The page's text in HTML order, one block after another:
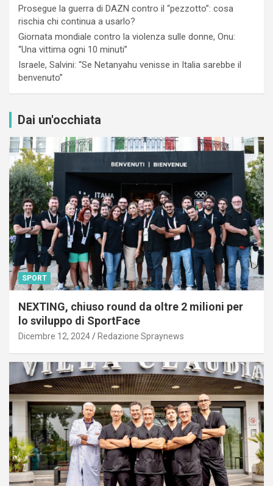
Prosegue la guerra di DAZN contro il “pezzotto”: cosa
rischia chi continua a usarlo?
Giornata mondiale contro la violenza sulle donne, Onu:
“Una vittima ogni 10 minuti”
Israele, Salvini: “Se Netanyahu venisse in Italia sarebbe il
benvenuto”
Dai un'occhiata
SPORT
NEXTING, chiuso round da oltre 2 milioni per
lo sviluppo di SportFace
Dicembre 12, 2024 Redazione Spraynews